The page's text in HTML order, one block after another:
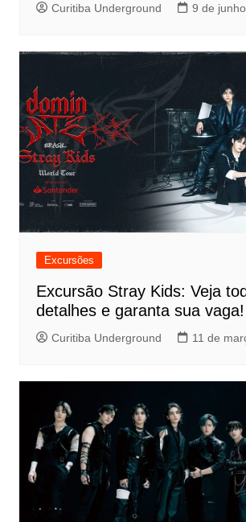
Curitiba Underground 9 de
Excursões
Excursão Stray Kids: Veja
detalhes e garanta sua vaga!
Curitiba Underground 11 de